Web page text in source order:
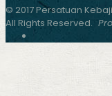
© 2017 Persatuan
All Rights Reserved.